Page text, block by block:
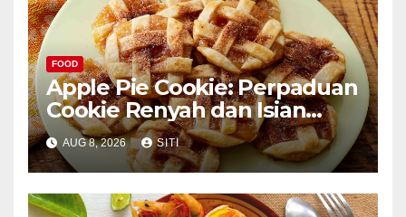
FOOD
Apple Pie Cookie: Perpaduan
Cookie Renyah dan Isian
Apel
AUG 8, 2026 SITI